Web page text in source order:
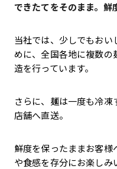
できたてをそのまま。鮮
当社では、少しでもお
めに、全国各地に複数
造を行っています。
さらに、麺は一度も冷
店舗へ直送。
鮮度を保ったままお客様
や食感を存分にお楽しみ